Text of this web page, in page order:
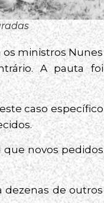
os ministros Nunes
A pauta foi
caso específico
que novos pedidos
dezenas de outros